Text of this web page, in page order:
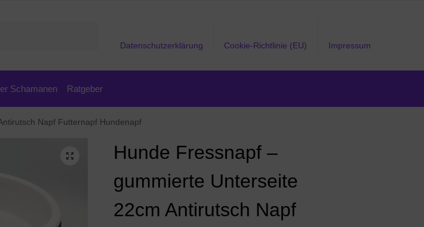
Datenschutzerklärung Cookie-Richtlinie (EU) Impressum
Schamanen Ratgeber
Napf Futternapf Hundenapf
Hunde Fressnapf –
gummierte Unterseite
22cm Antirutsch Napf